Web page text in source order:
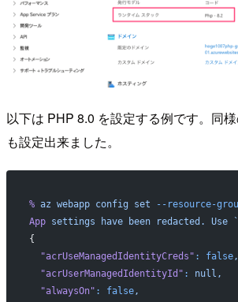
以下は PHP 8.0 を設定する例です。同
も設定出来ました。
% az webapp config set --resource-
App settings have been redacted. Use `
{
  "acrUseManagedIdentityCreds"
: false,
  "acrUserManagedIdentityId"
:
null,
  "alwaysOn"
: false,